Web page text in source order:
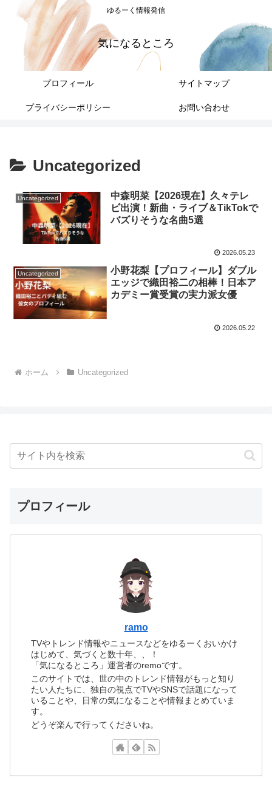
ゆるーく情報発信
気になるところ
プロフィール サイトマップ
プライバシーポリシー お問い合わせ
Uncategorized
Uncategorized
中森明菜【2026現在】久々テレ
ビ出演！新曲・ライブ＆TikTokで
バズりそうな名曲5選
2026.05.23
Uncategorized
小野花梨【プロフィール】ダブル
エッジで織田裕二の相棒！日本ア
カデミー賞受賞の実力派女優
2026.05.22
ホーム Uncategorized
プロフィール
ramo
TVやトレンド情報やニュースなどをゆるーくおいかけ
はじめて、気づくと数十年、、！
「気になるところ」運営者のremoです。
このサイトでは、世の中のトレンド情報がもっと知り
たい人たちに、独自の視点でTVやSNSで話題になって
いることや、日常の気になることや情報まとめていま
す。
どうぞ楽んで行ってくださいね。